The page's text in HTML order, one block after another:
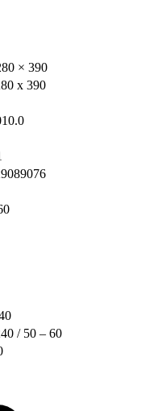
× 390
x 390
/ 50 – 60